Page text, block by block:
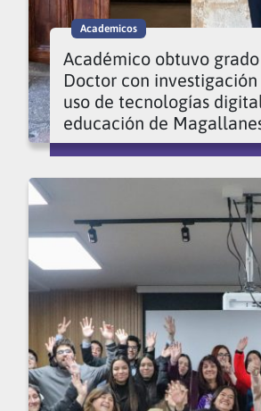
Academicos
Académico obtuvo
Doctor con
uso de tecnologías
educación de